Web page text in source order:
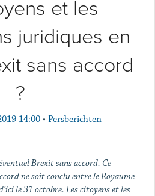
et les
juridiques en
sans accord
?
14:00 • Persberichten
Brexit sans accord. Ce
ne soit conclu entre le Royaume-
le 31 octobre. Les citoyens et les